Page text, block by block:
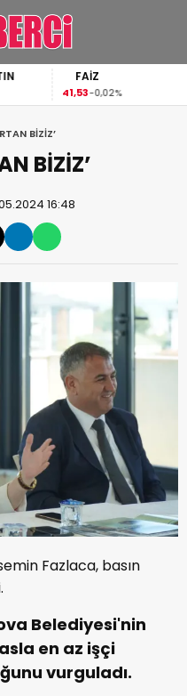
FAİZ
41,53-0,02%
BİZİZ’
BİZİZ’
16:48
Fazlaca, basın
Belediyesi'nin
en az işçi
vurguladı.